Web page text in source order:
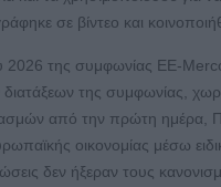
σε βίντεο και
της συμφωνίας ΕΕ-
της συμφωνίας,
από την πρώτη ημέρα,
οικονομίας μέσω
δεν ήξεραν τους